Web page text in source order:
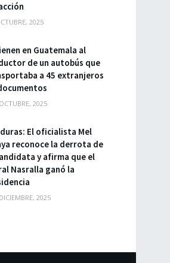
2025
en Guatemala al
de un autobús que
a 45 extranjeros
2025
El oficialista Mel
reconoce la derrota de
y afirma que el
Nasralla ganó la
2025